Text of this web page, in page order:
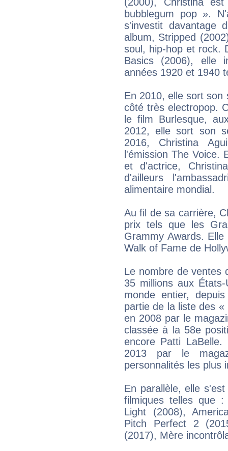
bubblegum pop ».
s'investit davantage
album, Stripped
soul, hip-hop et rock.
Basics (2006), elle
années 1920 et 1940
En 2010, elle sort son
côté très electropop.
le film Burlesque,
2012, elle sort son
2016, Christina
l'émission The Voice.
et d'actrice,
d'ailleurs
alimentaire mondial.
Au fil de sa carrière,
prix tels que les
Grammy Awards.
Walk of Fame de
Le nombre de ventes
35 millions aux
monde entier,
partie de la liste des
en 2008 par le
classée à la 58e
encore Patti LaBelle.
2013 par le
personnalités les plus
En parallèle, elle
filmiques telles que
Light (2008),
Pitch Perfect 2
(2017), Mère